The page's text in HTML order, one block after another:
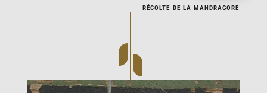
RÉCOLTE DE LA MANDRAGORE